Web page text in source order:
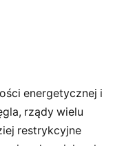
energetycznej i
rządy wielu
restrykcyjne